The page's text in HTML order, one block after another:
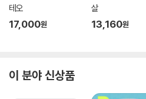
테오
17,000원
살
13,160원
이 분야 신상품